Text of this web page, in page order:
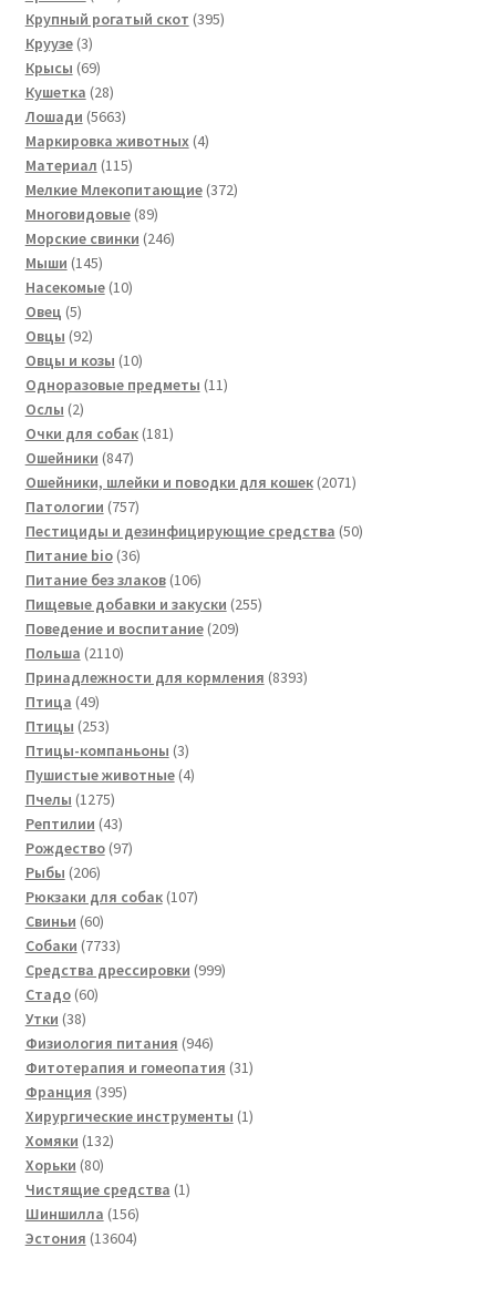
товара
Крупный рогатый скот 395395
Круузе 33
товара
Крысы 6969
товаров
Кушетка 2828
товаров
Лошади 56635663
товара
Маркировка животных 44
Материал 115115
товаров
Мелкие Млекопитающие 372372
Многовидовые 8989
товаров
Морские свинки 246246
Мыши 145145
товаров
Насекомые 1010
Овец 55
товаров
Овцы 9292
товара
Овцы и козы 1010
товаров
Одноразовые предметы 1111
Ослы 22
товара
Очки для собак 181181
Ошейники 847847
товаров
Ошейники, шлейки и поводки для кошек 20712071
Патологии 757757
товаров
Пестициды и дезинфицирующие средства 5050
Питание bio 3636
товаров
Питание без злаков 106106
товаров
Пищевые добавки и закуски 255255
Поведение и воспитание 209209
Польша 21102110
товаров
Принадлежности для кормления 83938393
Птица 4949
товаров
Птицы 253253
товара
Птицы-компаньоны 33
товара
Пушистые животные 44
Пчелы 12751275
товаров
Рептилии 4343
товара
Рождество 9797
Рыбы 206206
товаров
Рюкзаки для собак 107107
Свиньи 6060
товаров
Собаки 77337733
товара
Средства дрессировки 999999
Стадо 6060
Утки 3838
товаров
Физиология питания 946946
товаров
Фитотерапия и гомеопатия 3131
Франция 395395
товаров
Хирургические инструменты 11
Хомяки 132132
Хорьки 8080
товаров
Чистящие средства 11
Шиншилла 156156
товаров
Эстония 1360413604